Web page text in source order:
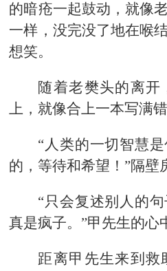
的暗疮一起鼓动，就像
一样，没完没了地在喉
想笑。
随着老樊头的离开
上，就像合上一本写满错
“人类的一切智慧
的，等待和希望！”隔壁
“只会复述别人的
真是疯子。”甲先生的心
距离甲先生来到救